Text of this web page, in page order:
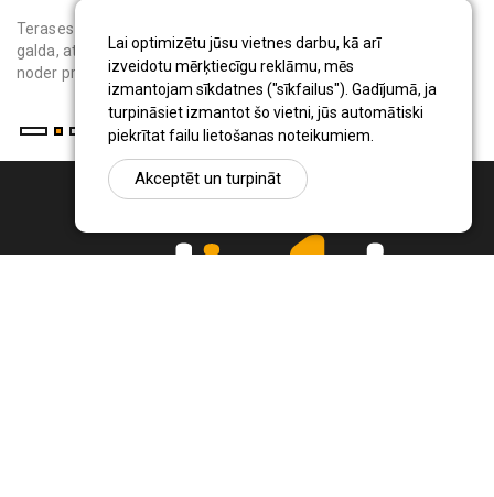
Lai optimizētu jūsu vietnes darbu, kā arī
izveidotu mērķtiecīgu reklāmu, mēs
izmantojam sīkdatnes ("sīkfailus"). Gadījumā, ja
turpināsiet izmantot šo vietni, jūs automātiski
piekrītat failu lietošanas noteikumiem.
Akceptēt un turpināt
Terases saulessargs ir pārvietojams āra aprīkojums, kas virs
galda, atpūtas krēsliem vai bērnu rotaļu vietas rada ēnu. Tas
noder privātmāju iedzīvo...